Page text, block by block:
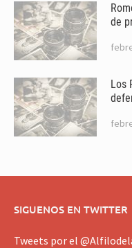
de
Los
SIGUENOS EN TWITTER
Tweets por el